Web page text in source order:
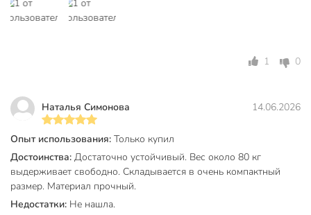
1 0
Наталья Симонова 14.06.2026
Опыт использования: Только купил
Достоинства: Достаточно устойчивый. Вес около 80 кг
выдерживает свободно. Складывается в очень компактный
размер. Материал прочный.
Недостатки: Не нашла.